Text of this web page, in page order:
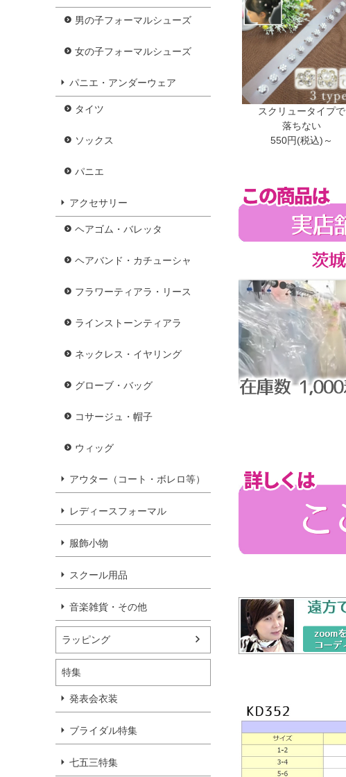
男の子フォーマルシューズ
女の子フォーマルシューズ
パニエ・アンダーウェア
タイツ
ソックス
パニエ
アクセサリー
ヘアゴム・バレッタ
ヘアバンド・カチューシャ
フラワーティアラ・リース
ラインストーンティアラ
ネックレス・イヤリング
グローブ・バッグ
コサージュ・帽子
ウィッグ
アウター（コート・ボレロ等）
レディースフォーマル
服飾小物
スクール用品
音楽雑貨・その他
ラッピング
特集
発表会衣装
ブライダル特集
七五三特集
スクリュータイプで
落ちない
550円(税込)～